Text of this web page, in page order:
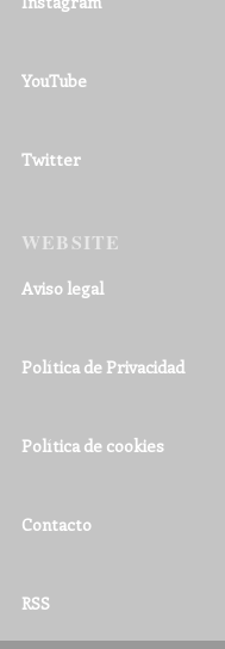
YouTube
Twitter
WEBSITE
Aviso legal
Política de Privacidad
Política de cookies
Contacto
RSS